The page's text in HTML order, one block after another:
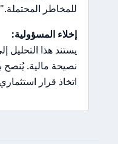
للمخاطر المحتملة."
إخلاء المسؤولية:
يستند هذا التحليل
نصيحة مالية.
اتخاذ قرار